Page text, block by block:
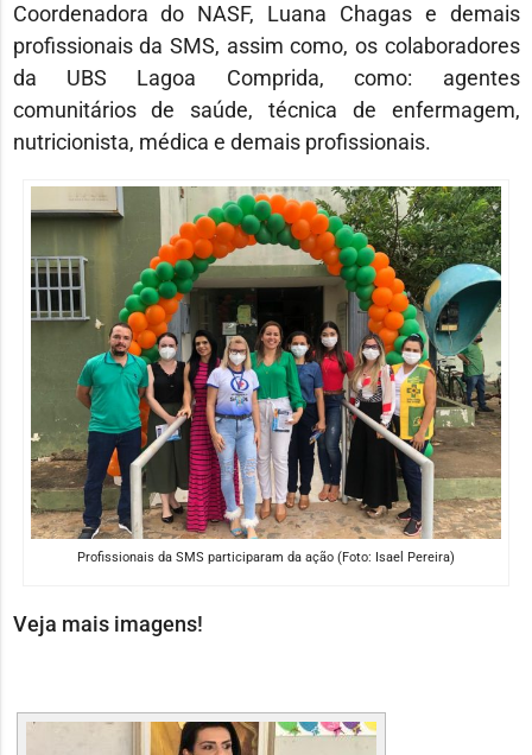
Coordenadora do NASF, Luana Chagas e demais
profissionais da SMS, assim como, os colaboradores
da UBS Lagoa Comprida, como: agentes
comunitários de saúde, técnica de enfermagem,
nutricionista, médica e demais profissionais.
Profissionais da SMS participaram da ação (Foto: Isael Pereira)
Veja mais imagens!